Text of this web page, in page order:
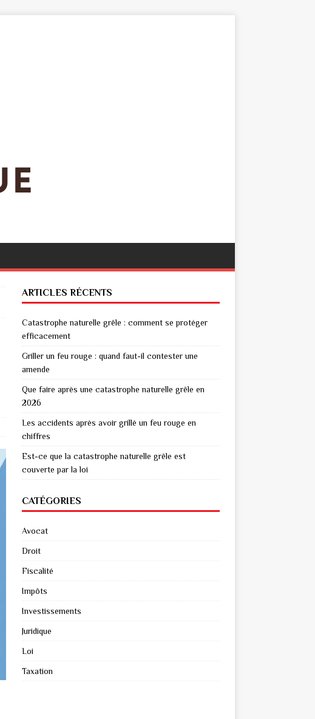
ARTICLES RÉCENTS
Catastrophe naturelle grêle : comment se protéger
efficacement
Griller un feu rouge : quand faut-il contester une
amende
Que faire après une catastrophe naturelle grêle en
2026
Les accidents après avoir grillé un feu rouge en
chiffres
Est-ce que la catastrophe naturelle grêle est
couverte par la loi
CATÉGORIES
Avocat
Droit
Fiscalité
Impôts
Investissements
Juridique
Loi
Taxation